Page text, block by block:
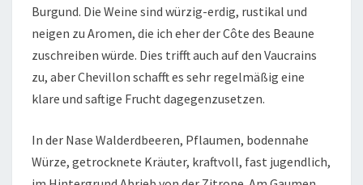
Burgund. Die Weine sind würzig-erdig, rustikal und
neigen zu Aromen, die ich eher der Côte des Beaune
zuschreiben würde. Dies trifft auch auf den Vaucrains
zu, aber Chevillon schafft es sehr regelmäßig eine
klare und saftige Frucht dagegenzusetzen.
In der Nase Walderdbeeren, Pflaumen, bodennahe
Würze, getrocknete Kräuter, kraftvoll, fast jugendlich,